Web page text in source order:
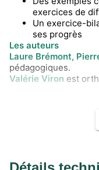
exercices de
Un exercice-
ses progrès
Les auteurs
Laure Brémont,
pédagogiques.
Valérie Viron est